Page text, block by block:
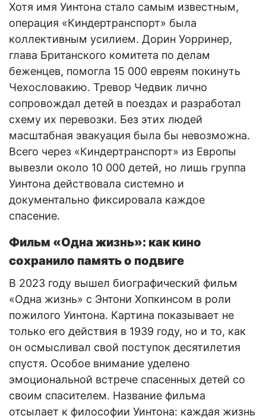
Хотя имя Уинтона стало самым известным,
операция «Киндертранспорт» была
коллективным усилием. Дорин Уорринер,
глава Британского комитета по делам
беженцев, помогла 15 000 евреям покинуть
Чехословакию. Тревор Чедвик лично
сопровождал детей в поездах и разработал
схему их перевозки. Без этих людей
масштабная эвакуация была бы невозможна.
Всего через «Киндертранспорт» из Европы
вывезли около 10 000 детей, но лишь группа
Уинтона действовала системно и
документально фиксировала каждое
спасение.
Фильм «Одна жизнь»: как кино
сохранило память о подвиге
В 2023 году вышел биографический фильм
«Одна жизнь» с Энтони Хопкинсом в роли
пожилого Уинтона. Картина показывает не
только его действия в 1939 году, но и то, как
он осмысливал свой поступок десятилетия
спустя. Особое внимание уделено
эмоциональной встрече спасенных детей со
своим спасителем. Название фильма
отсылает к философии Уинтона: каждая жизнь